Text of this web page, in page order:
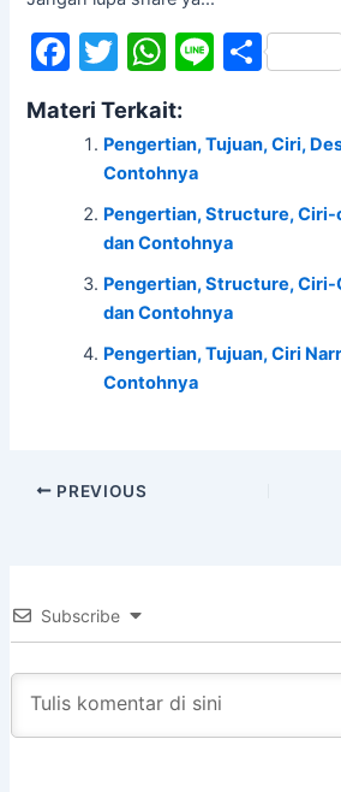
F
a
c
e
b
o
T
w
itt
er
W
h
at
s
A
p
p
Li
e
S
ar
e
Materi Terkait:
Pengertian, Tujuan, Ciri,
Contohnya
Pengertian, Structure,
dan Contohnya
Pengertian, Structure,
dan Contohnya
Pengertian, Tujuan, Ciri
Contohnya
PREVIOUS
Subscribe